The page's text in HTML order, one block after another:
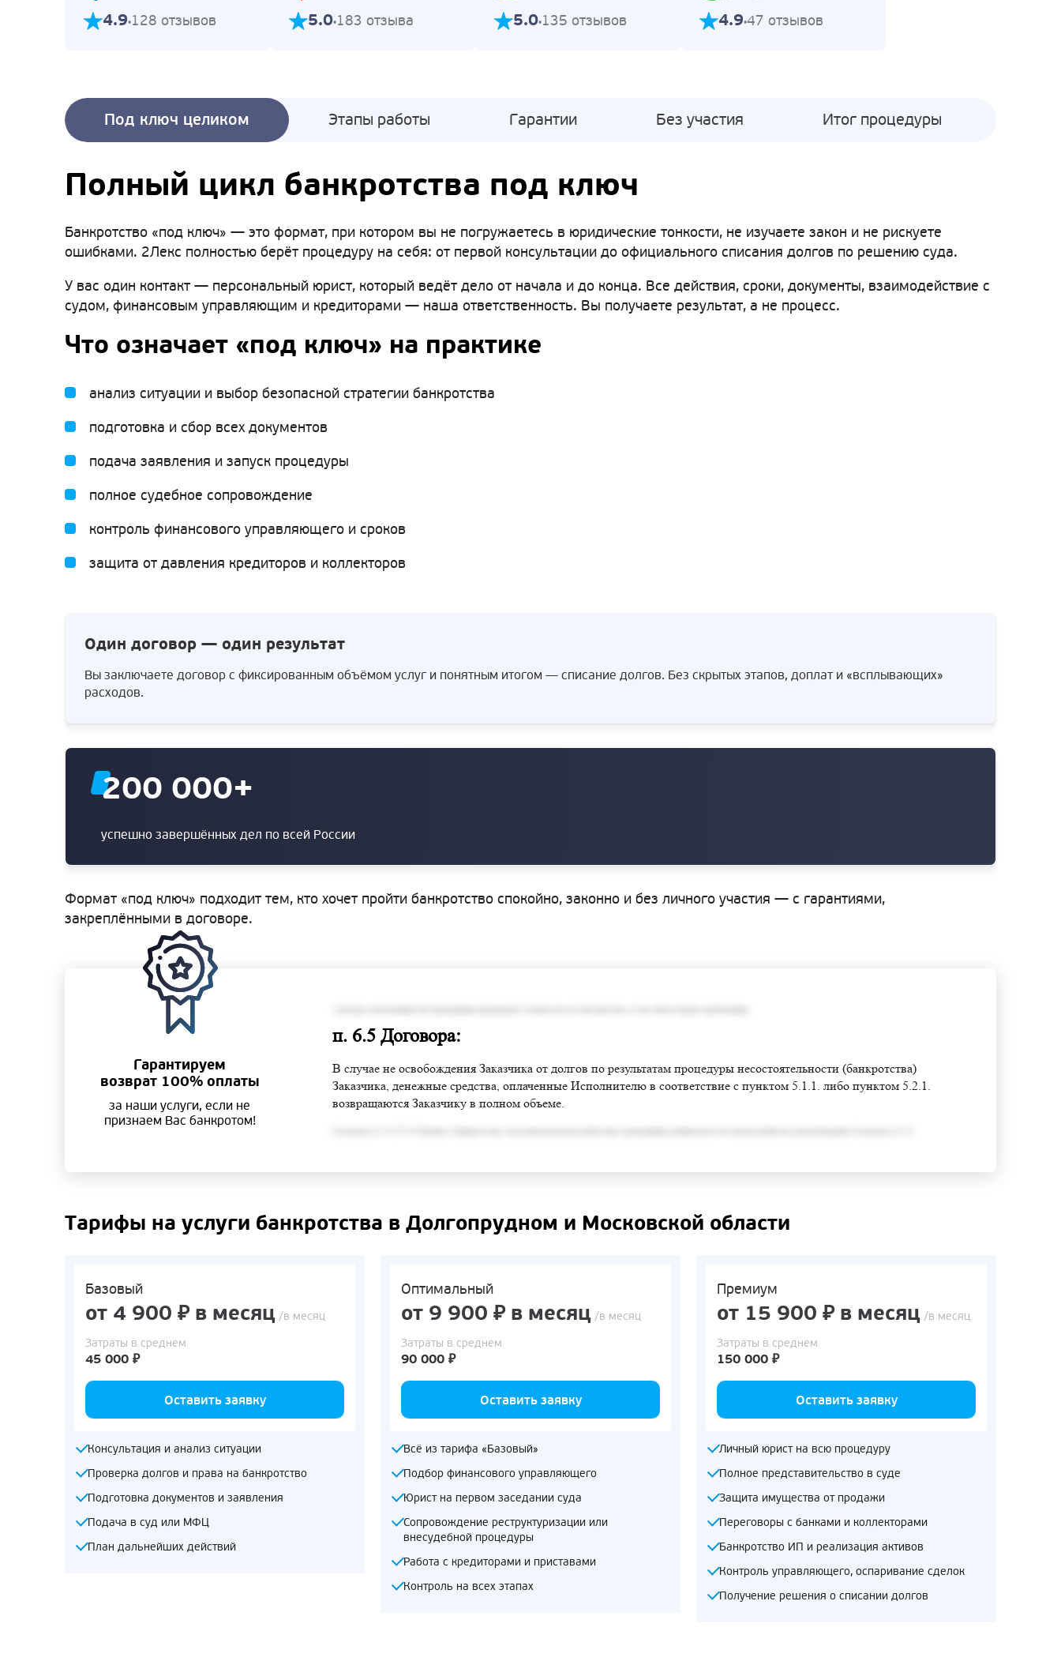
4.9 128 отзывов
5.0 183 отзыва
5.0 135 отзывов
4.9 47 отзывов
Под ключ целиком Этапы работы Гарантии Без участия Итог процедуры
Полный цикл банкротства под ключ
Банкротство «под ключ» — это формат, при котором вы не погружаетесь в юридические тонкости, не изучаете закон и не рискуете
ошибками. 2Лекс полностью берёт процедуру на себя: от первой консультации до официального списания долгов по решению суда.
У вас один контакт — персональный юрист, который ведёт дело от начала и до конца. Все действия, сроки, документы, взаимодействие с
судом, финансовым управляющим и кредиторами — наша ответственность. Вы получаете результат, а не процесс.
Что означает «под ключ» на практике
анализ ситуации и выбор безопасной стратегии банкротства
подготовка и сбор всех документов
подача заявления и запуск процедуры
полное судебное сопровождение
контроль финансового управляющего и сроков
защита от давления кредиторов и коллекторов
Один договор — один результат
Вы заключаете договор с фиксированным объёмом услуг и понятным итогом — списание долгов. Без скрытых этапов, доплат и «всплывающих»
расходов.
200 000+
успешно завершённых дел по всей России
Формат «под ключ» подходит тем, кто хочет пройти банкротство спокойно, законно и без личного участия — с гарантиями,
закреплёнными в договоре.
Гарантируем
возврат 100% оплаты
за наши услуги, если не
признаем Вас банкротом!
п. 6.5 Договора:
В случае не освобождения Заказчика от долгов по результатам процедуры несостоятельности (банкротства)
Заказчика, денежные средства, оплаченные Исполнителю в соответствие с пунктом 5.1.1. либо пунктом 5.2.1.
возвращаются Заказчику в полном объеме.
Тарифы на услуги банкротства в Долгопрудном и Московской области
Базовый
от 4 900 ₽ в месяц /в месяц
Затраты в среднем
45 000 ₽
Оставить заявку
Консультация и анализ ситуации
Проверка долгов и права на банкротство
Подготовка документов и заявления
Подача в суд или МФЦ
План дальнейших действий
Оптимальный
от 9 900 ₽ в месяц /в месяц
Затраты в среднем
90 000 ₽
Оставить заявку
Всё из тарифа «Базовый»
Подбор финансового управляющего
Юрист на первом заседании суда
Сопровождение реструктуризации или
внесудебной процедуры
Работа с кредиторами и приставами
Контроль на всех этапах
Премиум
от 15 900 ₽ в месяц /в месяц
Затраты в среднем
150 000 ₽
Оставить заявку
Личный юрист на всю процедуру
Полное представительство в суде
Защита имущества от продажи
Переговоры с банками и коллекторами
Банкротство ИП и реализация активов
Контроль управляющего, оспаривание сделок
Получение решения о списании долгов